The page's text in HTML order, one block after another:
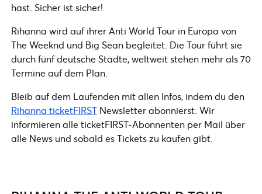
hast. Sicher ist sicher!
Rihanna wird auf ihrer Anti World Tour in Europa von
The Weeknd und Big Sean begleitet. Die Tour führt sie
durch fünf deutsche Städte, weltweit stehen mehr als 70
Termine auf dem Plan.
Bleib auf dem Laufenden mit allen Infos, indem du den
Rihanna ticketFIRST Newsletter abonnierst. Wir
informieren alle ticketFIRST-Abonnenten per Mail über
alle News und sobald es Tickets zu kaufen gibt.